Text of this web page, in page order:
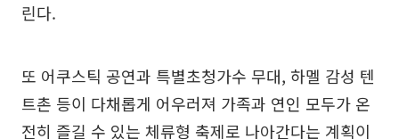
린다.
또 어쿠스틱 공연과 특별초청가수 무대, 하멜 감성 텐
트촌 등이 다채롭게 어우러져 가족과 연인 모두가 온
전히 즐길 수 있는 체류형 축제로 나아간다는 계획이